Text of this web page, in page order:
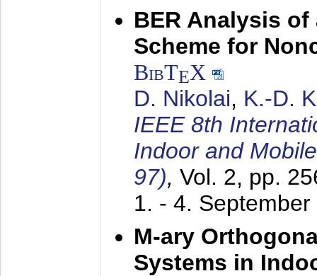
BER Analysis
Scheme for
BibTEX
D. Nikolai, K.-D.
IEEE 8th
Indoor and
97), Vol. 2, pp.
1. - 4. September
M-ary
Systems in